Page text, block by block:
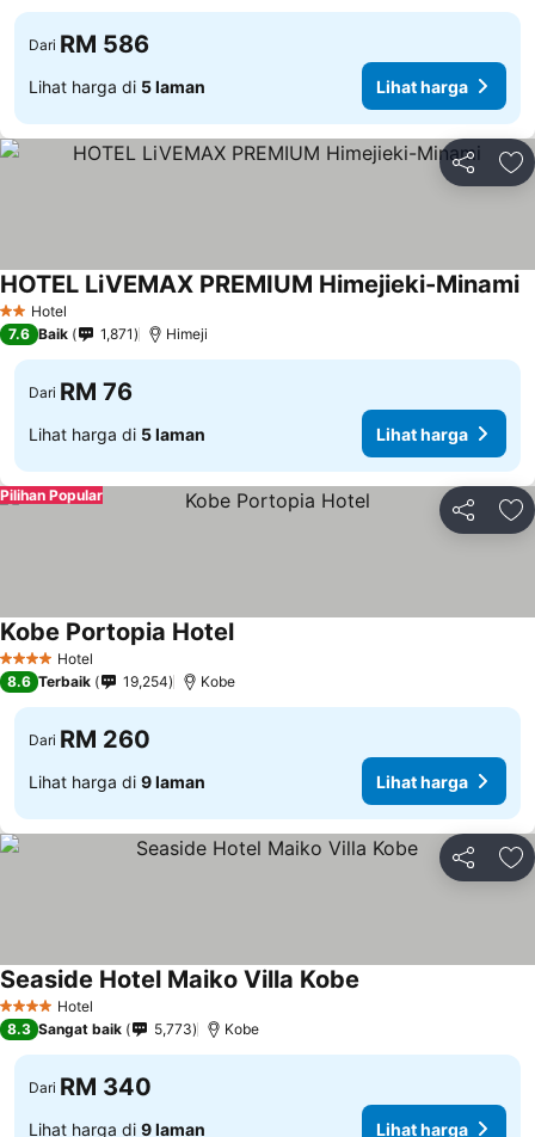
Dari RM 586
Lihat harga di 5 laman Lihat harga
Kongsi
2 Bintang
Hotel
HOTEL LiVEMAX PREMIUM Himejieki-Minami
7.6 Baik 1,871 Himeji
Dari RM 76
Lihat harga di 5 laman Lihat harga
Kongsi
Pilihan Popular
4 BintangHotel
Kobe Portopia Hotel
8.6 Terbaik 19,254 Kobe
Dari RM 260
Lihat harga di 9 laman Lihat harga
Kongsi
4 BintangHotel
Seaside Hotel Maiko Villa Kobe
8.3 Sangat baik 5,773 Kobe
Dari RM 340
Lihat harga di 9 laman Lihat harga